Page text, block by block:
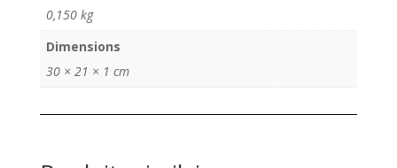
0,150 kg
Dimensions
30 × 21 × 1 cm